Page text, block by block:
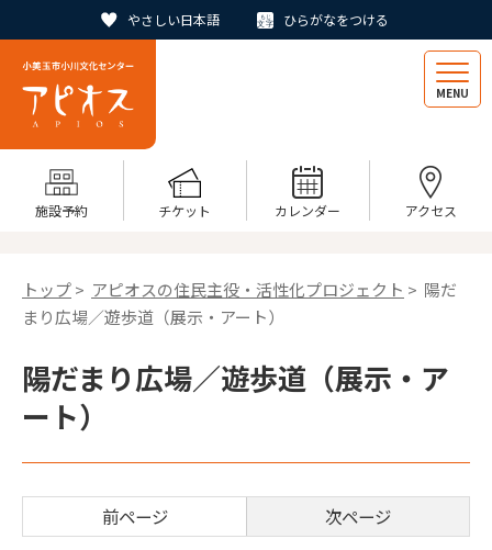
やさしい日本語 ひらがなをつける
MENU
施設予約 チケット カレンダー アクセス
トップ> アピオスの住民主役・活性化プロジェクト > 陽だ
まり広場／遊歩道（展示・アート）
陽だまり広場／遊歩道（展示・ア
ート）
前ページ 次ページ